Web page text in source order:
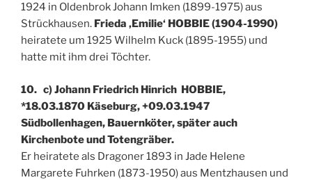
1924 in Oldenbrok Johann Imken (1899-1975) aus
Strückhausen. Frieda ‚Emilie‘ HOBBIE (1904-1990)
heiratete um 1925 Wilhelm Kuck (1895-1955) und
hatte mit ihm drei Töchter.
10. c) Johann Friedrich Hinrich HOBBIE,
*18.03.1870 Käseburg, +09.03.1947
Südbollenhagen, Bauernköter, später auch
Kirchenbote und Totengräber.
Er heiratete als Dragoner 1893 in Jade Helene
Margarete Fuhrken (1873-1950) aus Mentzhausen und